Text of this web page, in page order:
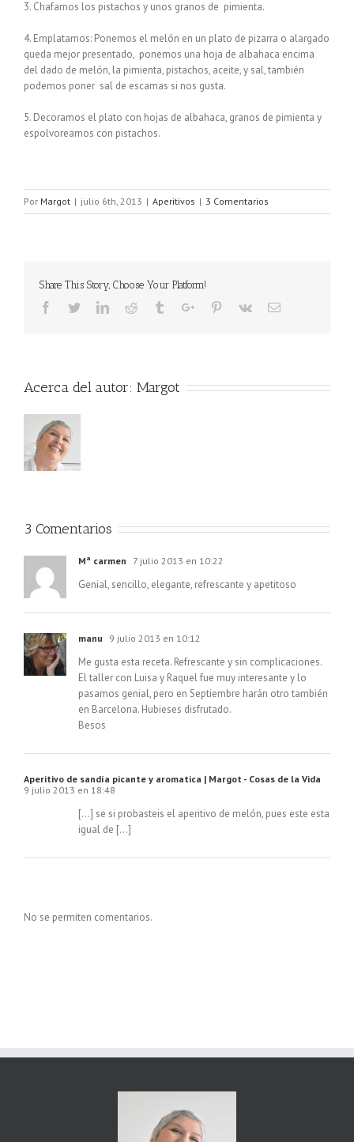
3. Chafamos los pistachos y unos granos de pimienta.
4. Emplatamos: Ponemos el melón en un plato de pizarra o alargado
queda mejor presentado, ponemos una hoja de albahaca encima
del dado de melón, la pimienta, pistachos, aceite, y sal, también
podemos poner sal de escamas si nos gusta.
5. Decoramos el plato con hojas de albahaca, granos de pimienta y
espolvoreamos con pistachos.
Por Margot | julio 6th, 2013 | Aperitivos | 3 Comentarios
Share This Story, Choose Your Platform!
Acerca del autor: Margot
3 Comentarios
Mª carmen 7 julio 2013 en 10:22
Genial, sencillo, elegante, refrescante y apetitoso
manu 9 julio 2013 en 10:12
Me gusta esta receta. Refrescante y sin complicaciones.
El taller con Luisa y Raquel fue muy interesante y lo
pasamos genial, pero en Septiembre harán otro también
en Barcelona. Hubieses disfrutado.
Besos
Aperitivo de sandía picante y aromatica | Margot - Cosas de la Vida
9 julio 2013 en 18:48
[…] se si probasteis el aperitivo de melón, pues este esta
igual de […]
No se permiten comentarios.